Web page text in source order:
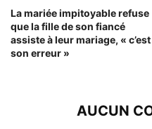
La mariée impitoyable refuse
que la fille de son fiancé
assiste à leur mariage, « c’est
son erreur »
AUCUN